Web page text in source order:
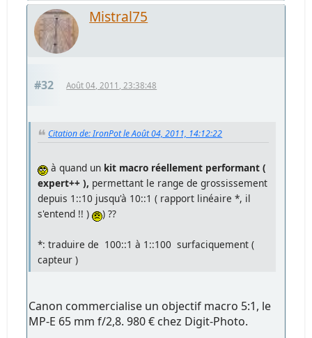
Mistral75
#32 Août 04, 2011, 23:38:48
Citation de: IronPot le Août 04, 2011, 14:12:22
à quand un kit macro réellement performant (
expert++ ), permettant le range de grossissement
depuis 1::10 jusqu'à 10::1 ( rapport linéaire *, il
s'entend !! )
) ??
*: traduire de 100::1 à 1::100 surfaciquement (
capteur )
Canon commercialise un objectif macro 5:1, le
MP-E 65 mm f/2,8. 980 € chez Digit-Photo.